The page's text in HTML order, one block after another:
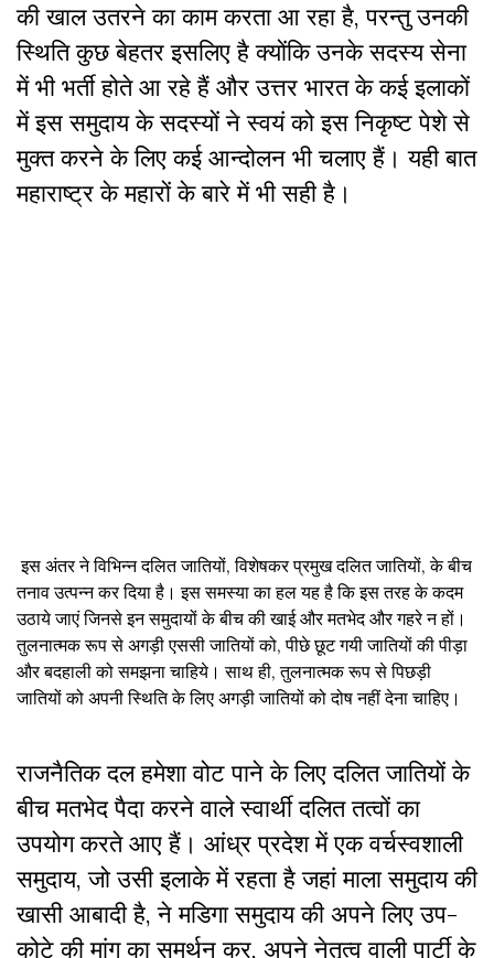
की खाल उतरने का काम करता आ रहा है, परन्तु उनकी
स्थिति कुछ बेहतर इसलिए है क्योंकि उनके सदस्य सेना
में भी भर्ती होते आ रहे हैं और उत्तर भारत के कई इलाकों
में इस समुदाय के सदस्यों ने स्वयं को इस निकृष्ट पेशे से
मुक्त करने के लिए कई आन्दोलन भी चलाए हैं। यही बात
महाराष्ट्र के महारों के बारे में भी सही है।
इस अंतर ने विभिन्न दलित जातियों, विशेषकर प्रमुख दलित जातियों, के बीच
तनाव उत्पन्न कर दिया है। इस समस्या का हल यह है कि इस तरह के कदम
उठाये जाएं जिनसे इन समुदायों के बीच की खाई और मतभेद और गहरे न हों।
तुलनात्मक रूप से अगड़ी एससी जातियों को, पीछे छूट गयी जातियों की पीड़ा
और बदहाली को समझना चाहिये। साथ ही, तुलनात्मक रूप से पिछड़ी
जातियों को अपनी स्थिति के लिए अगड़ी जातियों को दोष नहीं देना चाहिए।
राजनैतिक दल हमेशा वोट पाने के लिए दलित जातियों के
बीच मतभेद पैदा करने वाले स्वार्थी दलित तत्वों का
उपयोग करते आए हैं। आंध्र प्रदेश में एक वर्चस्वशाली
समुदाय, जो उसी इलाके में रहता है जहां माला समुदाय की
खासी आबादी है, ने मडिगा समुदाय की अपने लिए उप-
कोटे की मांग का समर्थन कर, अपने नेतृत्व वाली पार्टी के